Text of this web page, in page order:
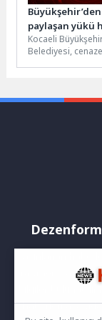
Büyükşehir’den
paylaşan yükü
hizmet
Kocaeli
Belediyesi, cenaze
Mezarlıklar Şube...
Yayınlanan
rağmen bazı
bilgiler
haberleri